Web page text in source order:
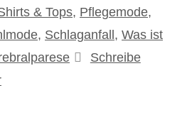
& Tops, Pflegemode,
, Schlaganfall, Was ist
Schreibe